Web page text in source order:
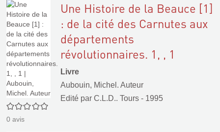
0/5
0 avis
Une Histoire de la Beauce [1]
: de la cité des Carnutes aux
départements
révolutionnaires. 1, , 1
Livre
Aubouin, Michel. Auteur
Edité par C.L.D.. Tours - 1995